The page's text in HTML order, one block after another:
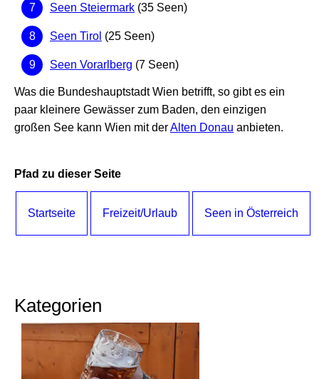
Seen Steiermark (35 Seen)
Seen Tirol (25 Seen)
Seen Vorarlberg (7 Seen)
Was die Bundeshauptstadt Wien betrifft, so gibt es ein
paar kleinere Gewässer zum Baden, den einzigen
großen See kann Wien mit derAlten Donau anbieten.
Pfad zu dieser Seite
Startseite Freizeit/Urlaub Seen in Österreich
Kategorien